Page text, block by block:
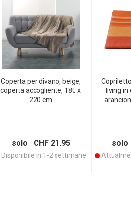
Coperta per divano, beige,
coperta accogliente, 180 x
220 cm
solo CHF 21.95
Disponibile in 1-2 settimane
living
solo